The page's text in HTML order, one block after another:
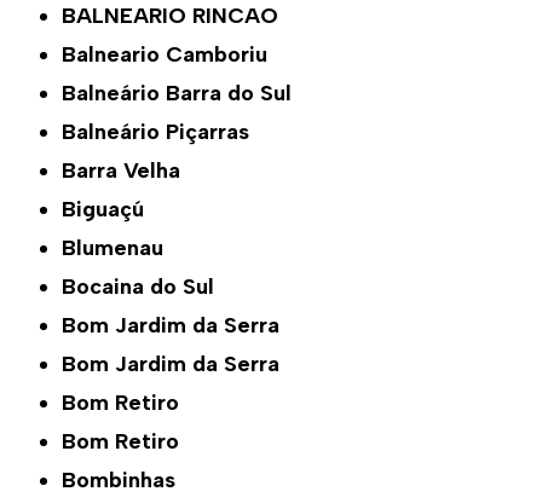
BALNEARIO RINCAO
Balneario Camboriu
Balneário Barra do Sul
Balneário Piçarras
Barra Velha
Biguaçú
Blumenau
Bocaina do Sul
Bom Jardim da Serra
Bom Jardim da Serra
Bom Retiro
Bom Retiro
Bombinhas